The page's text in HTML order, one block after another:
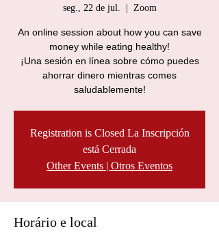
seg., 22 de jul. Zoom
An online session about how you can save
money while eating healthy!
¡Una sesión en línea sobre cómo puedes
ahorrar dinero mientras comes
saludablemente!
Registration is Closed La Inscripción
está Cerrada
Other Events | Otros Eventos
Horário e local